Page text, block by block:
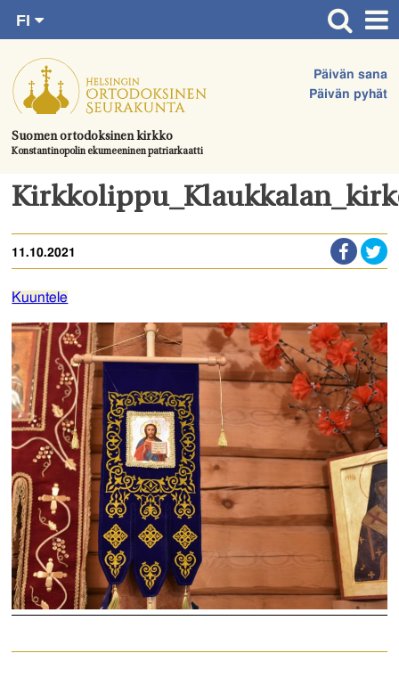
suoraan
sisältöön.
Suomen ortodoksinen kirkko
Konstantinopolin ekumeeninen patriarkaatti
Päivän sana
Päivän pyhät
FI
SV
EN
UA
Etusivu
Ajankohtaista
Juhlat & toimitukset
Kirkot
Tule mukaan
Hautausmaa
Yhteystiedot
11.10.2021
Kuuntele